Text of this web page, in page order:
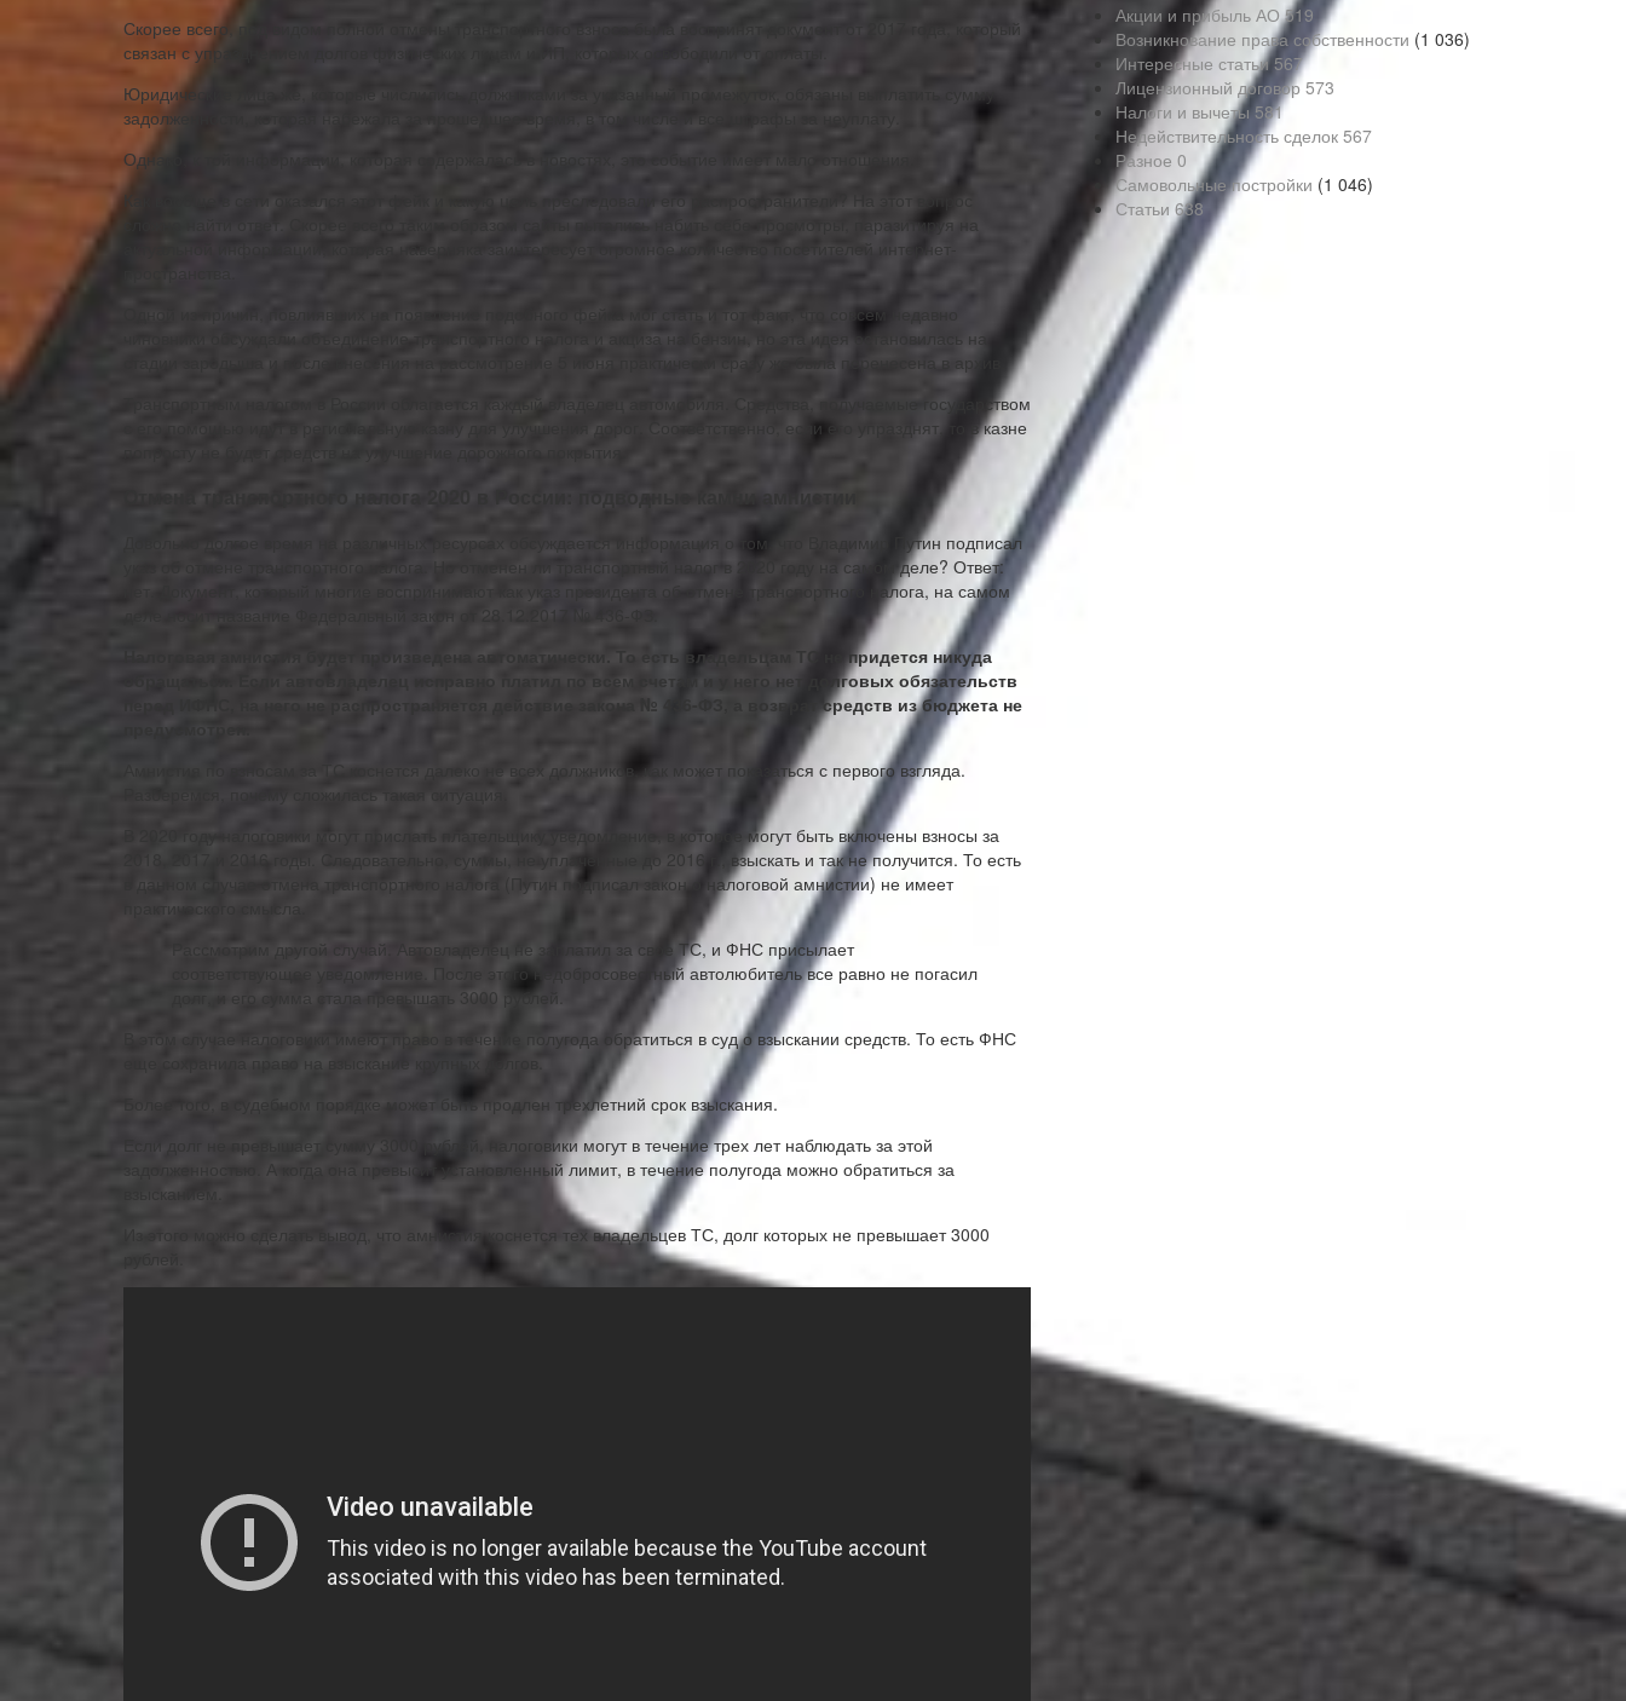
Скорее всего, под видом полной отмены транспортного взноса была воспринят документ от 2017 года, который
связан с упразднением долгов физических лицам и ИП, которых освободили от оплаты.
Юридические лица же, которые числились должниками за указанный промежуток, обязаны выплатить сумму
задолженности, которая набежала за прошедшее время, в том числе и все штрафы за неуплату.
Однако, к той информации, которая содержалась в новостях, это событие имеет мало отношения.
Как вообще в сети оказался этот фейк и какую цель преследовали его распространители? На этот вопрос
сложно найти ответ. Скорее всего таким образом сайты пытались набить себе просмотры, паразитируя на
актуальной информации, которая наверняка заинтересует огромное количество посетителей интернет-
Одной из причин, повлиявших на появление подобного фейка мог стать и тот факт, что совсем недавно
чиновники обсуждали объединение транспортного налога и акциза на бензин, но эта идея остановилась на
стадии зародыша и после внесения на рассмотрение 5 июня практически сразу же была перенесена в архив.
Транспортным налогом в России облагается каждый владелец автомобиля. Средства, получаемые государством
с его помощью идут в региональную казну для улучшения дорог. Соответственно, если его упразднят, то в казне
Отмена транспортного налога 2020 в России: подводные камни амнистии
Довольно долгое время на различных ресурсах обсуждается информация о том, что Владимир Путин подписал
указ об отмене транспортного налога. Но отменен ли транспортный налог в 2020 году на самом деле? Ответ:
нет. Документ, который многие воспринимают как указ президента об отмене транспортного налога, на самом
деле носит название Федеральный закон от 28.12.2017 № 436-ФЗ.
Налоговая амнистия будет произведена автоматически. То есть владельцам ТС не придется никуда
обращаться. Если автовладелец исправно платил по всем счетам и у него нет долговых обязательств
перед ИФНС, на него не распространяется действие закона № 436-ФЗ, а возврат средств из бюджета не
предусмотрен.
Амнистия по взносам за ТС коснется далеко не всех должников, как может показаться с первого взгляда.
В 2020 году налоговики могут прислать плательщику уведомление, в которое могут быть включены взносы за
2018, 2017 и 2016 годы. Следовательно, суммы, не уплаченные до 2016 г., взыскать и так не получится. То есть
в данном случае отмена транспортного налога (Путин подписал закон о налоговой амнистии) не имеет
практического смысла.
Рассмотрим другой случай. Автовладелец не заплатил за свое ТС, и ФНС присылает
соответствующее уведомление. После этого недобросовестный автолюбитель все равно не погасил
долг, и его сумма стала превышать 3000 рублей.
В этом случае налоговики имеют право в течение полугода обратиться в суд о взыскании средств. То есть ФНС
еще сохранила право на взыскание крупных долгов.
Более того, в судебном порядке может быть продлен трехлетний срок взыскания.
Если долг не превышает сумму 3000 рублей, налоговики могут в течение трех лет наблюдать за этой
задолженностью. А когда она превысит установленный лимит, в течение полугода можно обратиться за
взысканием.
Из этого можно сделать вывод, что амнистия коснется тех владельцев ТС, долг которых не превышает 3000
Акции и прибыль АО519
Возникнование права собственности (1 036)
Интересные статьи567
Лицензионный договор 573
Налоги и вычеты581
Недействительность сделок 567
Разное 0
Самовольные постройки (1 046)
Статьи 638